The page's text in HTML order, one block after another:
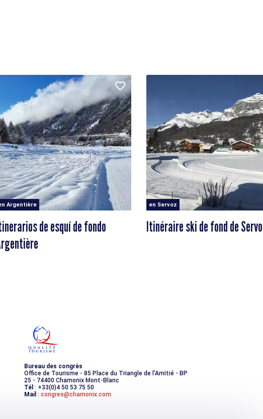
Argentière
de esquí de fondo
en Servoz
Itinéraire ski de fond de
Bureau des congrès
Office de Tourisme - 85 Place du Triangle de l'Amitié - BP
25 - 74400 Chamonix Mont-Blanc
Tél : +33(0)4 50 53 75 50
Mail : congres@chamonix.com